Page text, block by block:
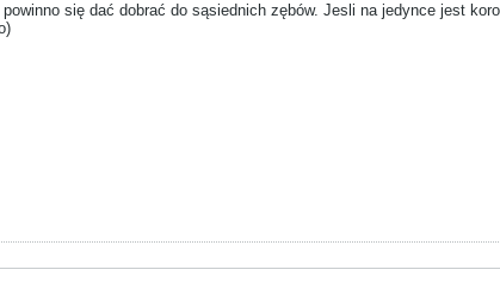
się dać dobrać do sąsiednich zębów. Jesli na jedynce jest